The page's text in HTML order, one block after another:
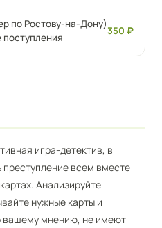
по Ростову-на-Дону)
поступления
350 ₽
игра-детектив, в
преступление всем вместе
Анализируйте
нужные карты и
вашему мнению, не имеют